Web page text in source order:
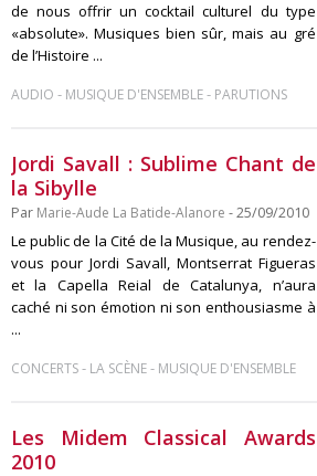
de nous offrir un cocktail culturel du type
«absolute». Musiques bien sûr, mais au gré
de l’Histoire ...
AUDIO - MUSIQUE D'ENSEMBLE- PARUTIONS
Jordi Savall : Sublime Chant de
la Sibylle
Par Marie-Aude La Batide-Alanore - 25/09/2010
Le public de la Cité de la Musique, au rendez-
vous pour Jordi Savall, Montserrat Figueras
et la Capella Reial de Catalunya, n’aura
caché ni son émotion ni son enthousiasme à
...
CONCERTS- LA SCÈNE- MUSIQUE D'ENSEMBLE
Les Midem Classical Awards
2010